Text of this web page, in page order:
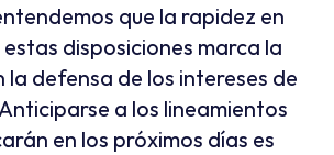
que la rapidez en
estas disposiciones marca la
la defensa de los intereses de
a los lineamientos
en los próximos días es